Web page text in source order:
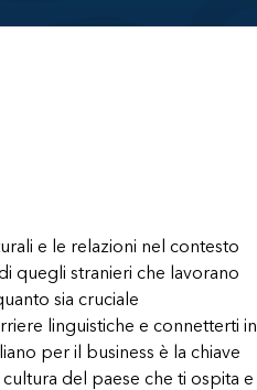
e le relazioni nel contesto
quegli stranieri che lavorano
sia cruciale
linguistiche e connetterti in
per il business è la chiave
del paese che ti ospita e